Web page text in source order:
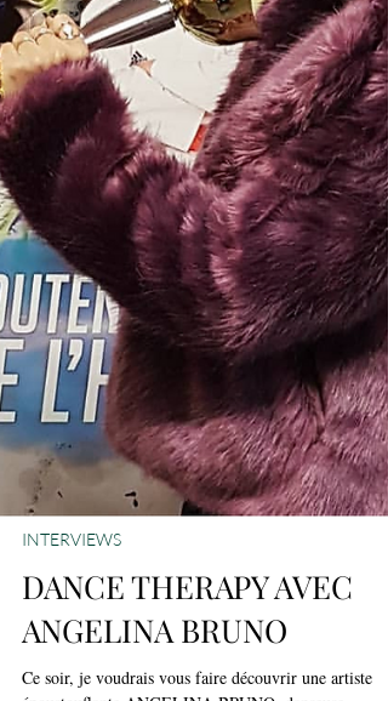
INTERVIEWS
DANCE THERAPY AVEC
ANGELINA BRUNO